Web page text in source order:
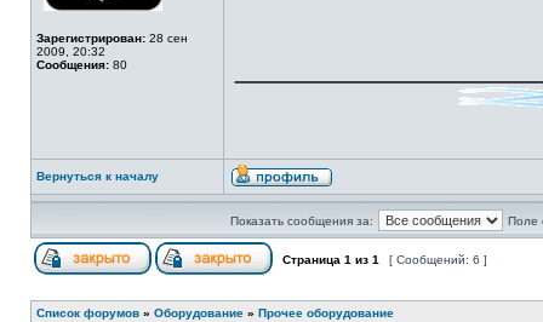
Зарегистрирован: 28 сен
2009, 20:32
Сообщения: 80
Вернуться к началу
Показать сообщения за: Поле
Страница 1 из 1 [ Сообщений: 6 ]
Список форумов » Оборудование » Прочее оборудование